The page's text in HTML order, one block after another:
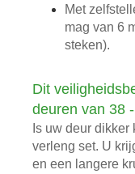
Met
mag van 6
steken).
Dit
deuren van 38
Is uw deur
verleng set. U
en een langere